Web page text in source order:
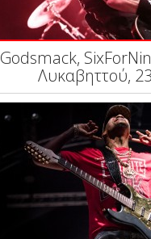
Godsmack,
Λυκαβηττού,